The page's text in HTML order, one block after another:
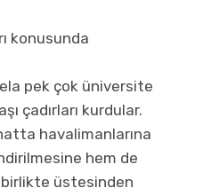
konusunda
pek çok üniversite
çadırları kurdular.
havalimanlarına
hem de
birlikte üstesinden